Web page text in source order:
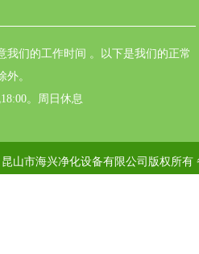
我们的工作时间 。以下是我们的正常
。
。周日休息
山市海兴净化设备有限公司版权所有